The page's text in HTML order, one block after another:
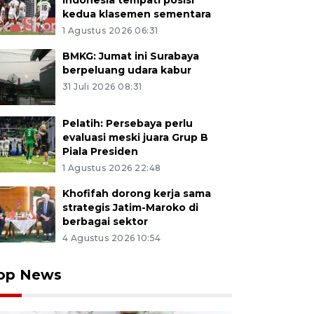
kedua klasemen sementara
1 Agustus 2026 06:31
BMKG: Jumat ini Surabaya
berpeluang udara kabur
31 Juli 2026 08:31
Pelatih: Persebaya perlu
evaluasi meski juara Grup B
Piala Presiden
1 Agustus 2026 22:48
Khofifah dorong kerja sama
strategis Jatim-Maroko di
berbagai sektor
4 Agustus 2026 10:54
News